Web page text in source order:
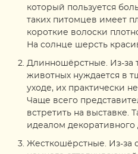
который пользуется
таких питомцев имеет
короткие волоски
На солнце шерсть
Длинношёрстные. Из-за
животных нуждается в
уходе, их практически
Чаще всего
встретить на выставке.
идеалом
Жесткошёрстные. Из-за